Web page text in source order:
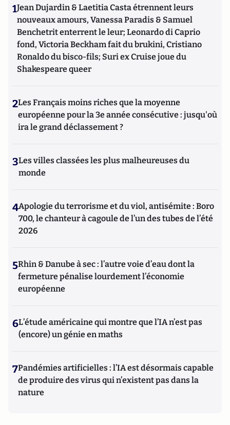
1Jean Dujardin & Laetitia Casta étrennent leurs
nouveaux amours, Vanessa Paradis & Samuel
Benchetrit enterrent le leur; Leonardo di Caprio
fond, Victoria Beckham fait du brukini, Cristiano
Ronaldo du bisco-fils; Suri ex Cruise joue du
Shakespeare queer
2Les Français moins riches que la moyenne
européenne pour la 3e année consécutive : jusqu'où
ira le grand déclassement ?
3Les villes classées les plus malheureuses du
monde
4Apologie du terrorisme et du viol, antisémite : Boro
700, le chanteur à cagoule de l’un des tubes de l’été
2026
5Rhin & Danube à sec : l’autre voie d’eau dont la
fermeture pénalise lourdement l’économie
européenne
6L’étude américaine qui montre que l’IA n’est pas
(encore) un génie en maths
7Pandémies artificielles : l’IA est désormais capable
de produire des virus qui n’existent pas dans la
nature